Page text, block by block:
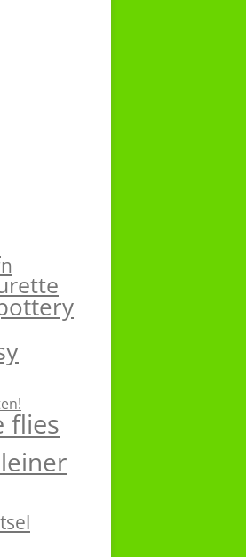
flies